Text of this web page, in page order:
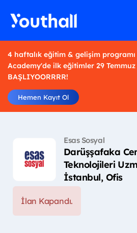
4 haftalık eğitim & gelişim
Academy'de ilk eğitimler 29
BAŞLIYOORRRR!
Hemen Kayıt Ol
Esas Sosyal
Darüşşafaka
Teknolojileri
İstanbul, Ofis
İlan Kapandı.